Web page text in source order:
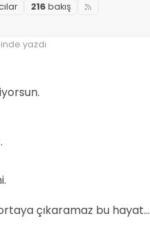
216 bakış
yazdı
çıkaramaz bu hayat…